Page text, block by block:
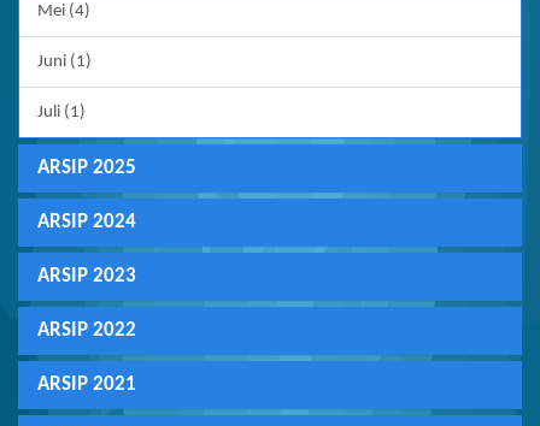
Mei (4)
Juni (1)
Juli (1)
ARSIP 2025
ARSIP 2024
ARSIP 2023
ARSIP 2022
ARSIP 2021